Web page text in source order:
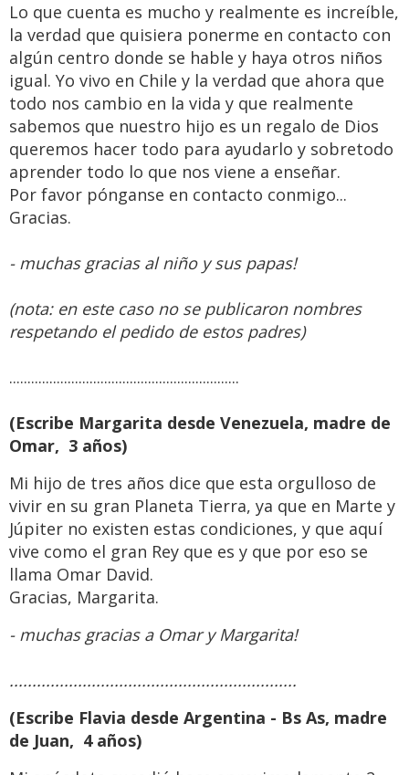
Lo que cuenta es mucho y realmente es increíble,
la verdad que quisiera ponerme en contacto con
algún centro donde se hable y haya otros niños
igual. Yo vivo en Chile y la verdad que ahora que
todo nos cambio en la vida y que realmente
sabemos que nuestro hijo es un regalo de Dios
queremos hacer todo para ayudarlo y sobretodo
aprender todo lo que nos viene a enseñar.
Por favor pónganse en contacto conmigo...
Gracias.
- muchas gracias al niño y sus papas!
(nota: en este caso no se publicaron nombres
respetando el pedido de estos padres)
...............................................................
(Escribe Margarita desde Venezuela, madre de
Omar, 3 años)
Mi hijo de tres años dice que esta orgulloso de
vivir en su gran Planeta Tierra, ya que en Marte y
Júpiter no existen estas condiciones, y que aquí
vive como el gran Rey que es y que por eso se
llama Omar David.
Gracias, Margarita.
- muchas gracias a Omar y Margarita!
...............................................................
(Escribe Flavia desde Argentina - Bs As, madre
de Juan, 4 años)